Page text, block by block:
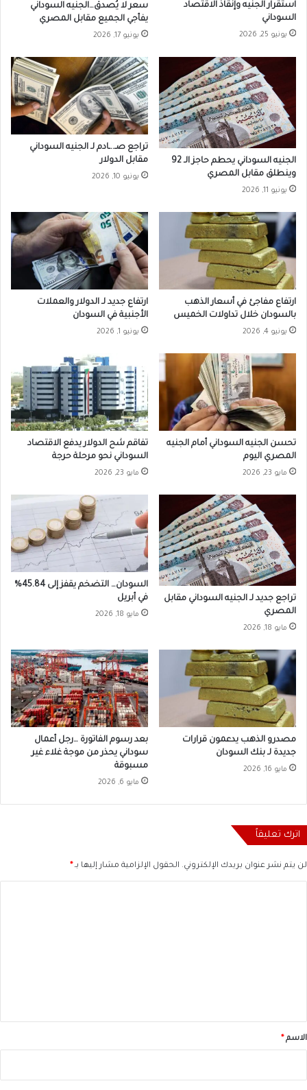
استقرار الجنيه وإنقاذ الاقتصاد
السوداني
يونيو 25, 2026
سعر لا يُصدق…الجنيه السوداني
يفأجي الجميع مقابل المصري
يونيو 17, 2026
الجنيه السوداني يحطم حاجز الـ 92
وينطلق مقابل المصري
يونيو 11, 2026
تراجع صـ..ـادم لـ الجنيه السوداني
مقابل الدولار
يونيو 10, 2026
ارتفاع مفاجئ في أسعار الذهب
بالسودان خلال تداولات الخميس
يونيو 4, 2026
ارتفاع جديد لـ الدولار والعملات
الأجنبية في السودان
يونيو 1, 2026
تحسن الجنيه السوداني أمام الجنيه
المصري اليوم
مايو 23, 2026
تفاقم شح الدولار يدفع الاقتصاد
السوداني نحو مرحلة حرجة
مايو 23, 2026
تراجع جديد لـ الجنيه السوداني مقابل
المصري
مايو 18, 2026
السودان… التضخم يقفز إلى 45.84%
في أبريل
مايو 18, 2026
مصدرو الذهب يدعمون قرارات
جديدة لـ بنك السودان
مايو 16, 2026
بعد رسوم الفاتورة …رجل أعمال
سوداني يحذر من موجة غلاء غير
مسبوقة
مايو 6, 2026
اترك تعليقاً
لن يتم نشر عنوان بريدك الإلكتروني. الحقول الإلزامية مشار إليها بـ*
*الاسم*